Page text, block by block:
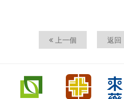
上一個 返回